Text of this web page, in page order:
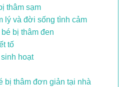
thâm sạm
lý và đời sống tình cảm
bị thâm đen
tố
hoạt
bị thâm đơn giản tại nhà